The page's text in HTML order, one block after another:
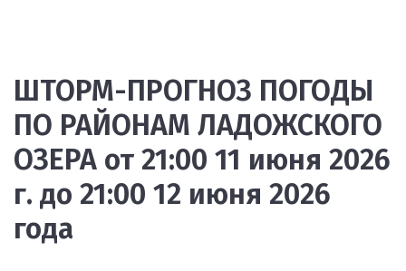
ШТОРМ-ПРОГНОЗ ПОГОДЫ
ПО РАЙОНАМ ЛАДОЖСКОГО
ОЗЕРА от 21:00 11 июня 2026
г. до 21:00 12 июня 2026
года